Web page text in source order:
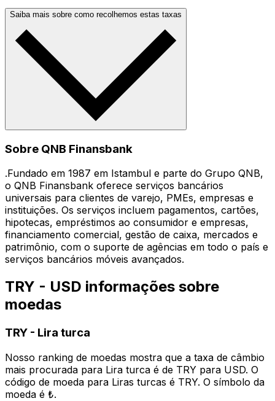
Saiba mais sobre como recolhemos estas taxas
Sobre QNB Finansbank
.Fundado em 1987 em Istambul e parte do Grupo QNB,
o QNB Finansbank oferece serviços bancários
universais para clientes de varejo, PMEs, empresas e
instituições. Os serviços incluem pagamentos, cartões,
hipotecas, empréstimos ao consumidor e empresas,
financiamento comercial, gestão de caixa, mercados e
patrimônio, com o suporte de agências em todo o país e
serviços bancários móveis avançados.
TRY - USD informações sobre
moedas
TRY - Lira turca
Nosso ranking de moedas mostra que a taxa de câmbio
mais procurada para Lira turca é de TRY para USD. O
código de moeda para Liras turcas é TRY. O símbolo da
moeda é ₺.